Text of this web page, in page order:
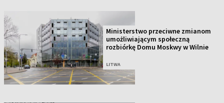
Ministerstwo przeciwne zmianom
umożliwiającym społeczną
rozbiórkę Domu Moskwy w Wilnie
LITWA